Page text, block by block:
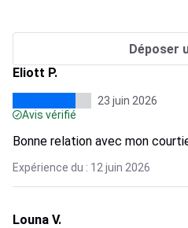
Déposer
Eliott P.
23 juin 2026
Avis vérifié
Bonne relation avec mon
Expérience du : 12 juin 2026
Louna V.